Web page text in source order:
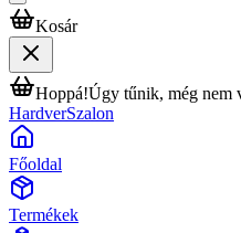
Kosár
Hoppá!Úgy tűnik, még nem
HardverSzalon
Főoldal
Termékek